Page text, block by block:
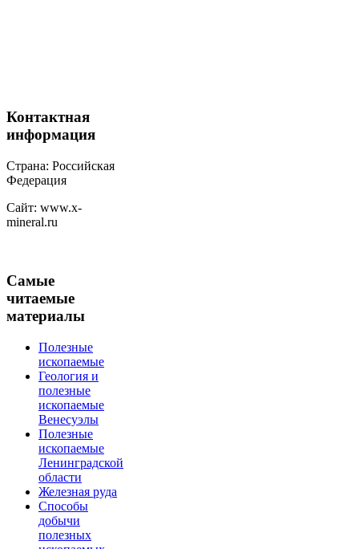
Контактная
информация
Страна: Российская
Федерация
Сайт: www.x-
mineral.ru
Самые
читаемые
материалы
Полезные
ископаемые
Геология и
полезные
ископаемые
Венесуэлы
Полезные
ископаемые
Ленинградской
области
Железная руда
Способы
добычи
полезных